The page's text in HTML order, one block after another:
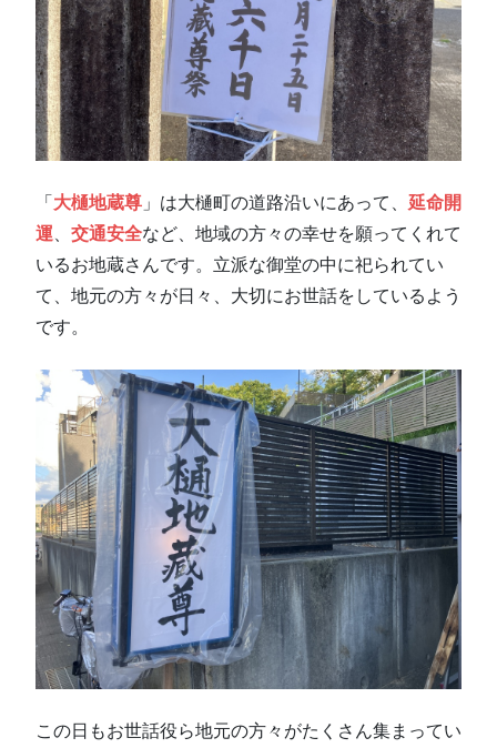
「 大樋地蔵尊 」は大樋町の道路沿いにあって、 延命開
運、 交通安全など、地域の方々の幸せを願ってくれて
いるお地蔵さんです。立派な御堂の中に祀られてい
て、地元の方々が日々、大切にお世話をしているよう
です。
この日もお世話役ら地元の方々がたくさん集まってい